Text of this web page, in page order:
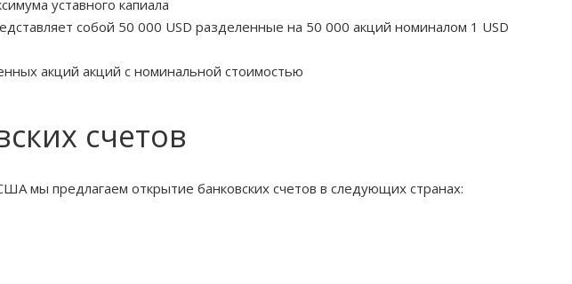
уставного капиала
собой 50 000 USD разделенные на 50 000 акций номиналом 1 USD
акций акций с номинальной стоимостью
счетов
мы предлагаем открытие банковских счетов в следующих странах: